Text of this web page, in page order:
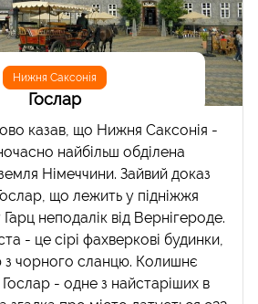
Нижня Саксонія
Гослар
казав, що Нижня Саксонія -
найбільш обділена
Німеччини. Зайвий доказ
що лежить у підніжжя
неподалік від Вернігероде.
- це сірі фахверкові будинки,
з чорного сланцю. Колишнє
Гослар - одне з найстаріших в